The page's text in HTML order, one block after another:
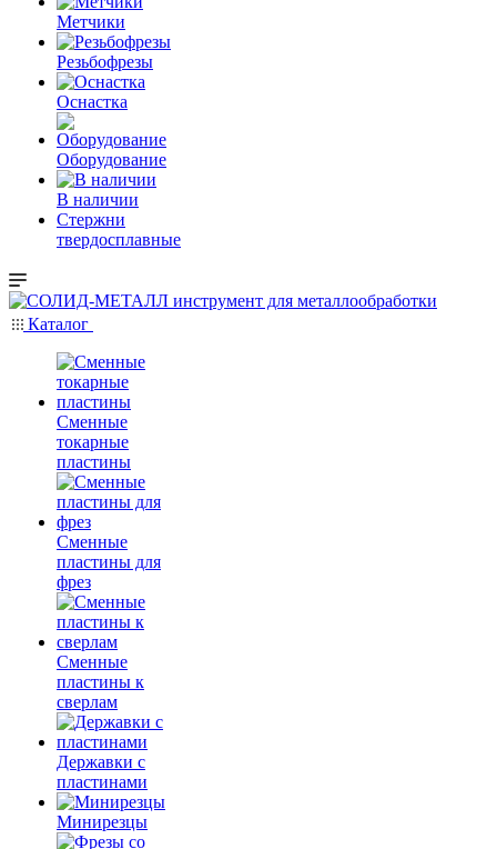
Метчики
Резьбофрезы
Оснастка
Оборудование
В наличии
Стержни
твердосплавные
Каталог
Сменные
токарные
пластины
Сменные
пластины для
фрез
Сменные
пластины к
сверлам
Державки с
пластинами
Минирезцы